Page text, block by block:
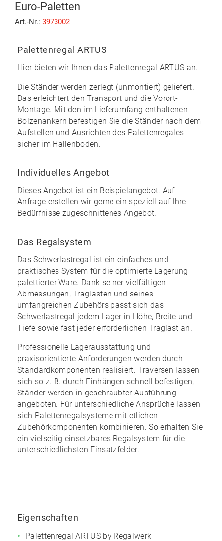
Euro-Paletten
Art.-Nr.: 3973002
Palettenregal ARTUS
Hier bieten wir Ihnen das Palettenregal ARTUS an.
Die Ständer werden zerlegt (unmontiert) geliefert.
Das erleichtert den Transport und die Vorort-
Montage. Mit den im Lieferumfang enthaltenen
Bolzenankern befestigen Sie die Ständer nach dem
Aufstellen und Ausrichten des Palettenregales
sicher im Hallenboden.
Individuelles Angebot
Dieses Angebot ist ein Beispielangebot. Auf
Anfrage erstellen wir gerne ein speziell auf Ihre
Bedürfnisse zugeschnittenes Angebot.
Das Regalsystem
Das Schwerlastregal ist ein einfaches und
praktisches System für die optimierte Lagerung
palettierter Ware. Dank seiner vielfältigen
Abmessungen, Traglasten und seines
umfangreichen Zubehörs passt sich das
Schwerlastregal jedem Lager in Höhe, Breite und
Tiefe sowie fast jeder erforderlichen Traglast an.
Professionelle Lagerausstattung und
praxisorientierte Anforderungen werden durch
Standardkomponenten realisiert. Traversen lassen
sich so z. B. durch Einhängen schnell befestigen,
Ständer werden in geschraubter Ausführung
angeboten. Für unterschiedliche Ansprüche lassen
sich Palettenregalsysteme mit etlichen
Zubehörkomponenten kombinieren. So erhalten Sie
einvielseitig einsetzbares Regalsystem für die
unterschiedlichsten Einsatzfelder.
Eigenschaften
Palettenregal ARTUS by Regalwerk